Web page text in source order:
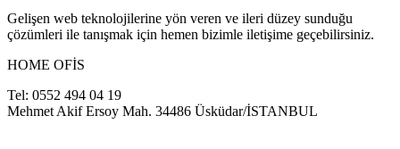
Gelişen web teknolojilerine yön veren ve ileri düzey sunduğu
çözümleri ile tanışmak için hemen bizimle iletişime geçebilirsiniz.
HOME OFİS
Tel: 0552 494 04 19
Mehmet Akif Ersoy Mah. 34486 Üsküdar/İSTANBUL